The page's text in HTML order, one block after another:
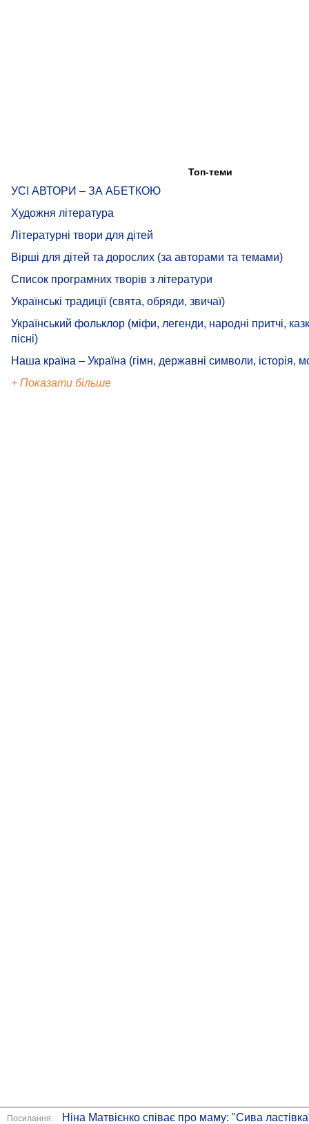
Топ-теми
УСІ АВТОРИ – ЗА АБЕТКОЮ
Художня література
Літературні твори для дітей
Вірші для дітей та дорослих (за авторами та темами)
Список програмних творів з літератури
Українські традиції (свята, обряди, звичаї)
Український фольклор (міфи, легенди, народні притчі,
пісні)
Наша країна – Україна (гімн, державні символи, історія,
+ Показати більше
Посилання: Ніна Матвієнко співає про маму: "Сива